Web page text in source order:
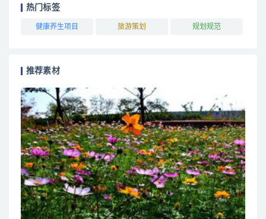
热门标签
健康养生项目 旅游策划 规划规范
推荐素材